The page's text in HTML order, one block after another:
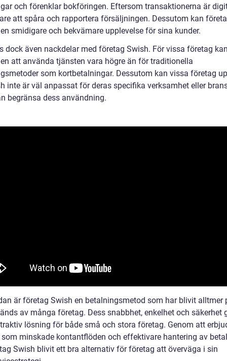
och förenklar bokföringen. Eftersom transaktionerna är
att spåra och rapportera försäljningen. Dessutom kan
smidigare och bekvämare upplevelse för sina kunder.
dock även nackdelar med företag Swish. För vissa företag
att använda tjänsten vara högre än för traditionella
som kortbetalningar. Dessutom kan vissa företag
inte är väl anpassat för deras specifika verksamhet eller
begränsa dess användning.
är företag Swish en betalningsmetod som har blivit alltmer
av många företag. Dess snabbhet, enkelhet och säkerhet
lösning för både små och stora företag. Genom att
minskade kontantflöden och effektivare hantering av
Swish blivit ett bra alternativ för företag att överväga i sin